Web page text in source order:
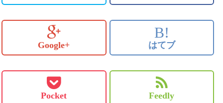
Google+
B!
はてブ
Pocket Feedly